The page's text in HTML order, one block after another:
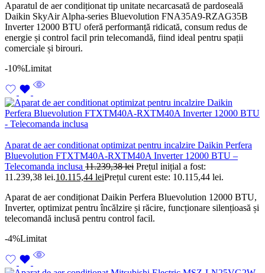
Aparatul de aer condiționat tip unitate necarcasată de pardoseală
Daikin SkyAir Alpha-series Bluevolution FNA35A9-RZAG35B
Inverter 12000 BTU oferă performanță ridicată, consum redus de
energie și control facil prin telecomandă, fiind ideal pentru spații
comerciale și birouri.
-10%Limitat
Aparat de aer conditionat optimizat pentru incalzire Daikin Perfera
Bluevolution FTXTM40A-RXTM40A Inverter 12000 BTU –
Telecomanda inclusa 11.239,38lei Prețul inițial a fost:
11.239,38 lei.10.115,44 leiPrețul curent este: 10.115,44 lei.
Aparat de aer condiționat Daikin Perfera Bluevolution 12000 BTU,
Inverter, optimizat pentru încălzire și răcire, funcționare silențioasă și
telecomandă inclusă pentru control facil.
-4%Limitat